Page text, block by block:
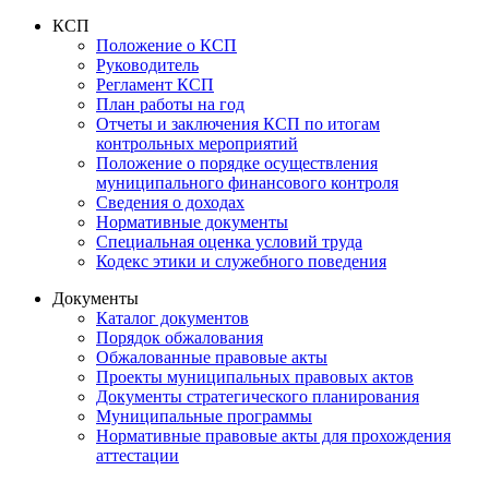
КСП
Положение о КСП
Руководитель
Регламент КСП
План работы на год
Отчеты и заключения КСП по итогам
контрольных мероприятий
Положение о порядке осуществления
муниципального финансового контроля
Сведения о доходах
Нормативные документы
Специальная оценка условий труда
Кодекс этики и служебного поведения
Документы
Каталог документов
Порядок обжалования
Обжалованные правовые акты
Проекты муниципальных правовых актов
Документы стратегического планирования
Муниципальные программы
Нормативные правовые акты для прохождения
аттестации